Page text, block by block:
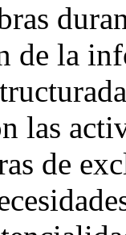
de la
las
de